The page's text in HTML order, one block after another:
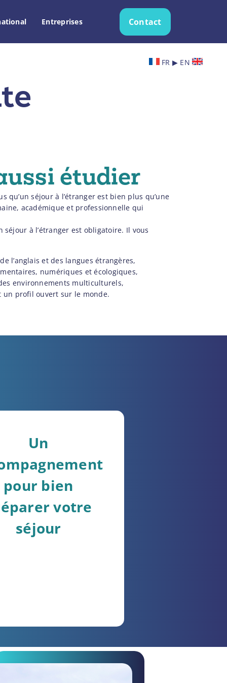
Entreprises Contact
FR ▶ EN
étudier
qu’un séjour à l’étranger est bien plus qu’une
académique et professionnelle qui
séjour à l’étranger est obligatoire. Il vous
l’anglais et des langues étrangères,
numériques et écologiques,
environnements multiculturels,
un profil ouvert sur le monde.
Un
pour bien
votre
séjour